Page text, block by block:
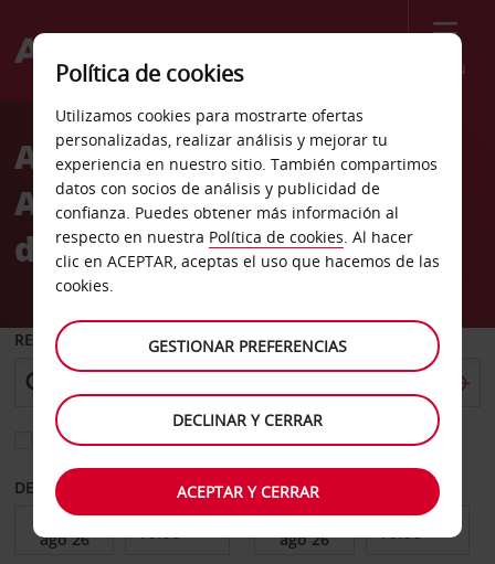
Menú
Welcome
AvisAlquiler de coches
Aeropuerto Internacional
de Islamabad
RECOGER EN
Elegir otra oficina de devolución
DESDE HASTA
Política de cookies
Utilizamos cookies para mostrarte ofertas
personalizadas, realizar análisis y mejorar tu
experiencia en nuestro sitio. También compartimos
datos con socios de análisis y publicidad de
confianza. Puedes obtener más información al
respecto en nuestra Política de cookies. Al hacer
clic en ACEPTAR, aceptas el uso que hacemos de las
cookies.
GESTIONAR PREFERENCIAS
DECLINAR Y CERRAR
ACEPTAR Y CERRAR